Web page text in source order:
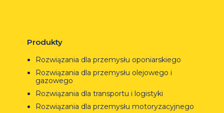
Produkty
Rozwiązania dla przemysłu oponiarskiego
Rozwiązania dla przemysłu olejowego i
gazowego
Rozwiązania dla transportu i logistyki
Rozwiązania dla przemysłu motoryzacyjnego